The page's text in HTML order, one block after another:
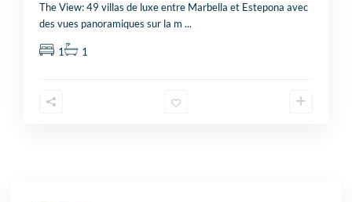
The View: 49 villas de luxe entre Marbella et Estepona avec
des vues panoramiques sur la m...
1 1